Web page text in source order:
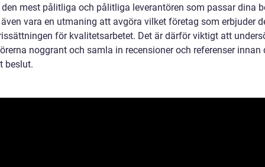
mest pålitliga och pålitliga leverantören som passar dina
vara en utmaning att avgöra vilket företag som erbjuder
för kvalitetsarbetet. Det är därför viktigt att
noggrant och samla in recensioner och referenser innan
beslut.